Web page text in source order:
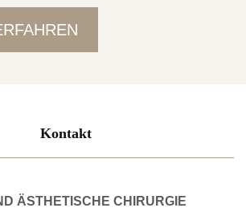
Kontakt
ÄSTHETISCHE CHIRURGIE